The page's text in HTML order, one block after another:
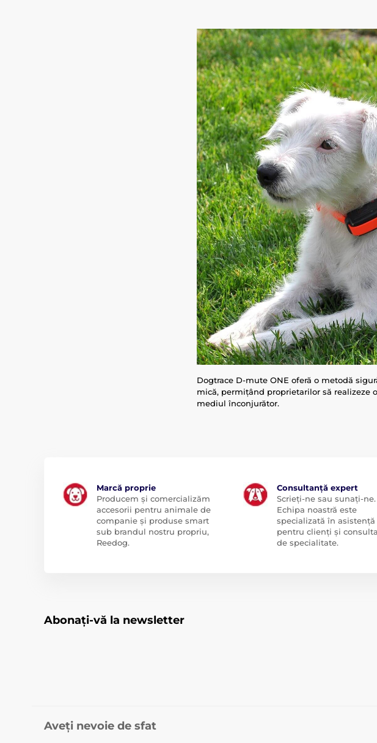
Dogtrace D-mute ONE oferă o metodă
mică, permițând proprietarilor să realizeze
mediul înconjurător.
Marcă proprie
Producem și comercializăm
accesorii pentru animale de
companie și produse smart
sub brandul nostru propriu,
Reedog.
Consultanță expert
Scrieți-ne sau sunați-ne.
Echipa noastră este
specializată în asistență
pentru clienți și
de specialitate.
Abonați-vă la newsletter
Aveți nevoie de sfat